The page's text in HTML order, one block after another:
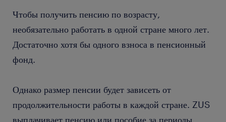
Чтобы получить пенсию по возрасту,
необязательно работать в одной стране много лет.
Достаточно хотя бы одного взноса в пенсионный
фонд.
Однако размер пенсии будет зависеть от
продолжительности работы в каждой стране. ZUS
выплачивает пенсию или пособие за периоды